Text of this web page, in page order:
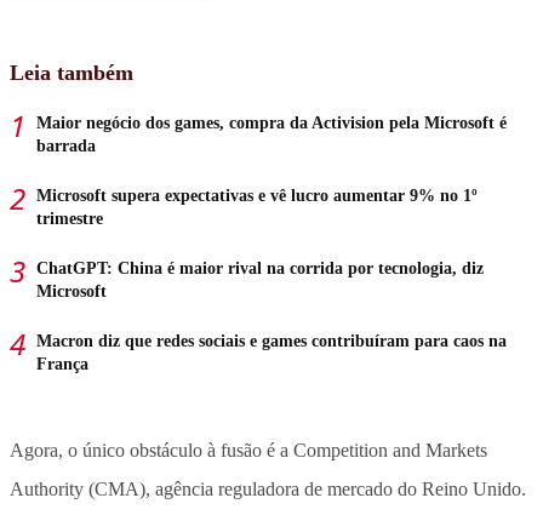
Leia também
Maior negócio dos games, compra da Activision pela Microsoft é
barrada
Microsoft supera expectativas e vê lucro aumentar 9% no 1º
trimestre
ChatGPT: China é maior rival na corrida por tecnologia, diz
Microsoft
Macron diz que redes sociais e games contribuíram para caos na
França
Agora, o único obstáculo à fusão é a Competition and Markets
Authority (CMA), agência reguladora de mercado do Reino Unido.